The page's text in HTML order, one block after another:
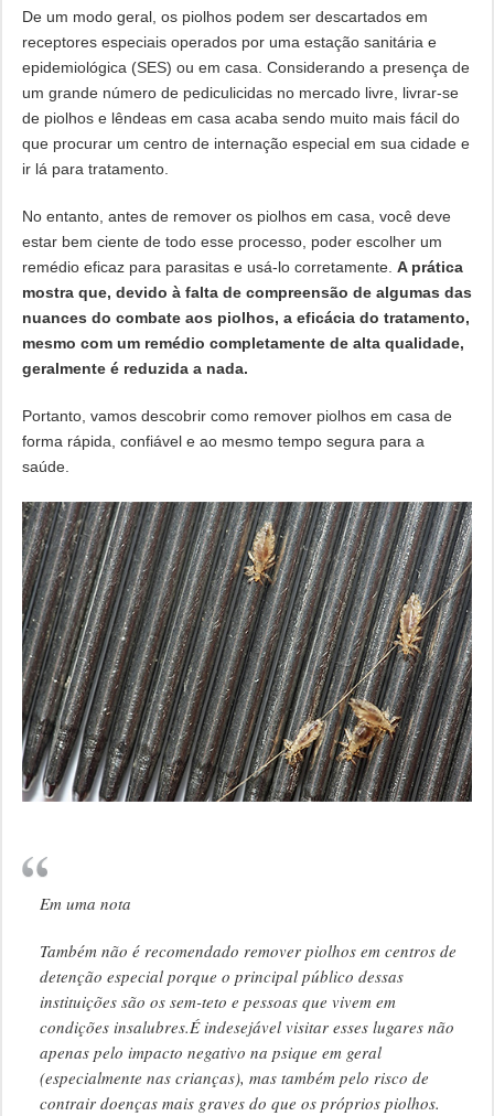
De um modo geral, os piolhos podem ser descartados em
receptores especiais operados por uma estação sanitária e
epidemiológica (SES) ou em casa. Considerando a presença de
um grande número de pediculicidas no mercado livre, livrar-se
de piolhos e lêndeas em casa acaba sendo muito mais fácil do
que procurar um centro de internação especial em sua cidade e
ir lá para tratamento.
No entanto, antes de remover os piolhos em casa, você deve
estar bem ciente de todo esse processo, poder escolher um
remédio eficaz para parasitas e usá-lo corretamente. A prática
mostra que, devido à falta de compreensão de algumas das
nuances do combate aos piolhos, a eficácia do tratamento,
mesmo com um remédio completamente de alta qualidade,
geralmente é reduzida a nada.
Portanto, vamos descobrir como remover piolhos em casa de
forma rápida, confiável e ao mesmo tempo segura para a
saúde.
Em uma nota
Também não é recomendado remover piolhos em centros de
detenção especial porque o principal público dessas
instituições são os sem-teto e pessoas que vivem em
condições insalubres.É indesejável visitar esses lugares não
apenas pelo impacto negativo na psique em geral
(especialmente nas crianças), mas também pelo risco de
contrair doenças mais graves do que os próprios piolhos.